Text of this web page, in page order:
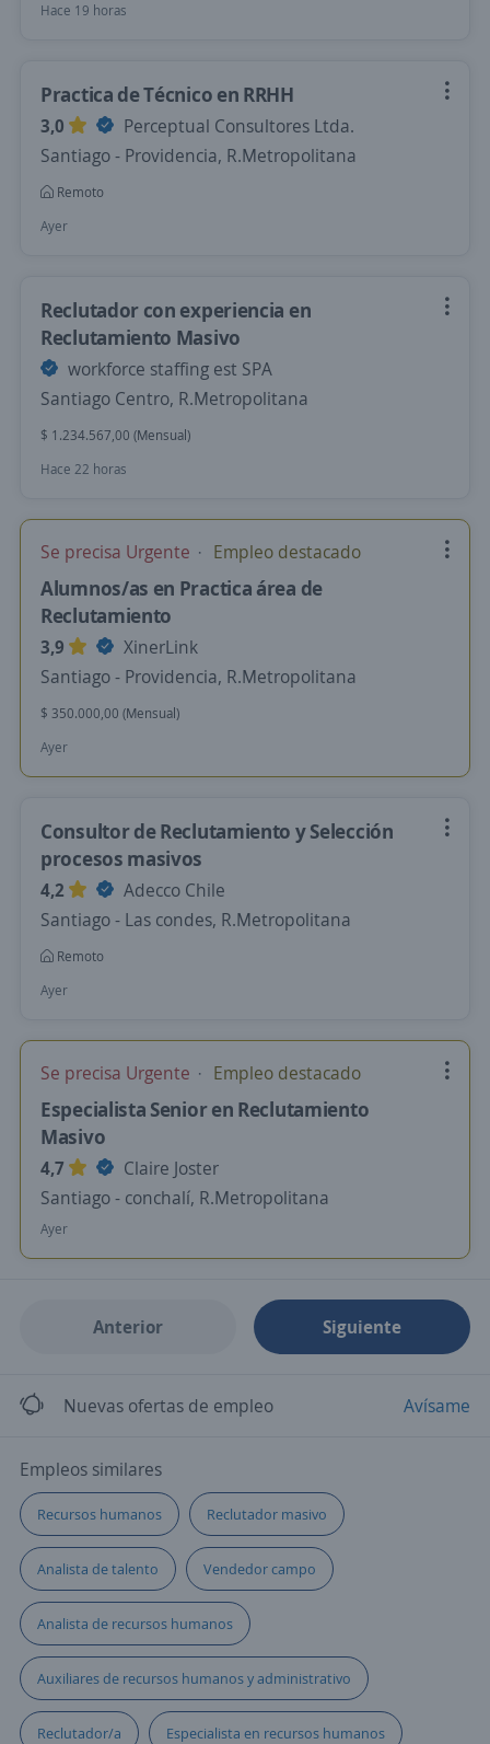
Hace 19 horas
Practica de Técnico en RRHH
3,0
Perceptual Consultores Ltda.
Santiago - Providencia, R.Metropolitana
Remoto
Ayer
Reclutador con experiencia en
Reclutamiento Masivo
workforce staffing est SPA
Santiago Centro, R.Metropolitana
$ 1.234.567,00 (Mensual)
Hace 22 horas
Se precisa Urgente Empleo destacado
Alumnos/as en Practica área de
Reclutamiento
3,9
XinerLink
Santiago - Providencia, R.Metropolitana
$ 350.000,00 (Mensual)
Ayer
Consultor de Reclutamiento y Selección
procesos masivos
4,2
Adecco Chile
Santiago - Las condes, R.Metropolitana
Remoto
Ayer
Se precisa Urgente Empleo destacado
Especialista Senior en Reclutamiento
Masivo
4,7
Claire Joster
Santiago - conchalí, R.Metropolitana
Ayer
Anterior Siguiente
Nuevas ofertas de empleo Avísame
Empleos similares
Recursos humanos Reclutador masivo
Analista de talento Vendedor campo
Analista de recursos humanos
Auxiliares de recursos humanos y administrativo
Reclutador/a Especialista en recursos humanos